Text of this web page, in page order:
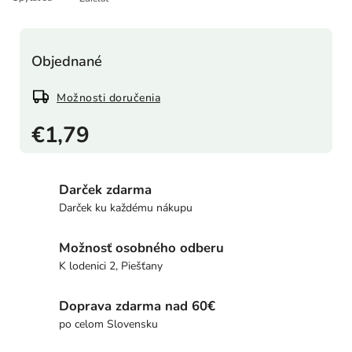
€1,79
Objednané
Možnosti doručenia
Darček zdarma
Darček ku každému nákupu
Možnosť osobného odberu
K lodenici 2, Piešťany
Doprava zdarma nad 60€
po celom Slovensku